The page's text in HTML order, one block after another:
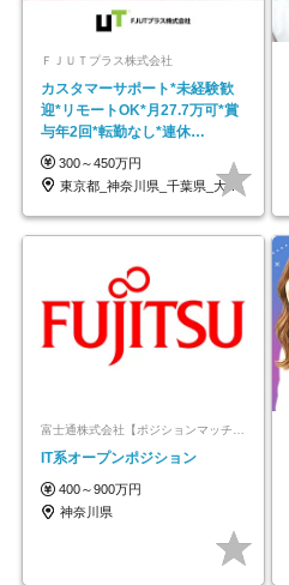
ＦＪＵＴプラス株式会社
カスタマーサポート*未経験歓
迎*リモートOK*月27.7万可*賞
与年2回*転勤なし*連休
OK/ZE010232
300～450万円
東京都_神奈川県_千葉県_大阪府_愛知県…
富士通株式会社【ポジションマッチ登録】
IT系オープンポジション
400～900万円
神奈川県